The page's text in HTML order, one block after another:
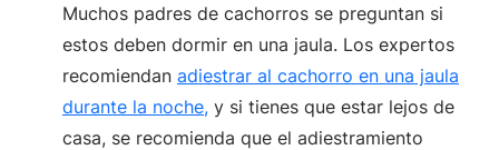
Muchos padres de cachorros se preguntan si
estos deben dormir en una jaula. Los expertos
recomiendan adiestrar al cachorro en una jaula
durante la noche, y si tienes que estar lejos de
casa, se recomienda que el adiestramiento